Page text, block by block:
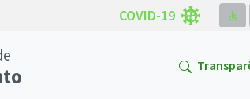
COVID-19 accessible